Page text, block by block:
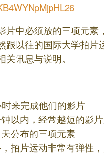
片中必须放的三项元
跟以往的国际大学拍
讯息与说明。
来完成他们的影片
以内，经常越短的影
公布的三项元素
拍片运动非常有弹性